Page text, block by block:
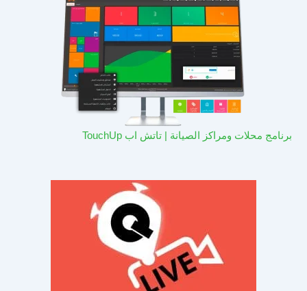
برنامج محلات ومراكز الصيانة | تاتش اب TouchUp